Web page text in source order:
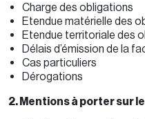
Charge des obligations
Etendue matérielle des
Etendue territoriale des
Délais d’émission de la
Cas particuliers
Dérogations
2. Mentions à porter sur